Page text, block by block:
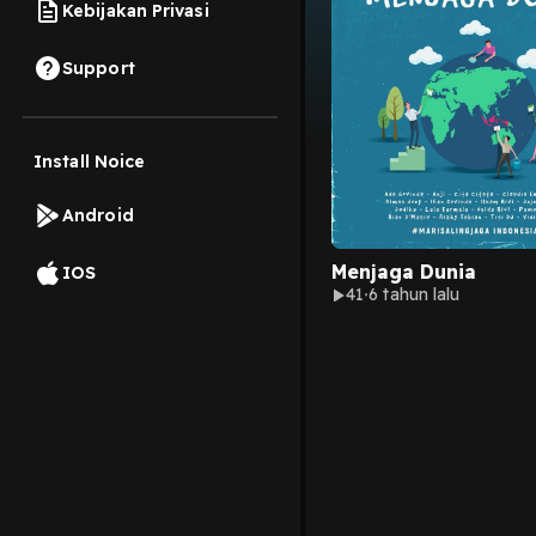
Kebijakan Privasi
Support
Install Noice
Android
IOS Menjaga Dunia
41 6 tahun lalu